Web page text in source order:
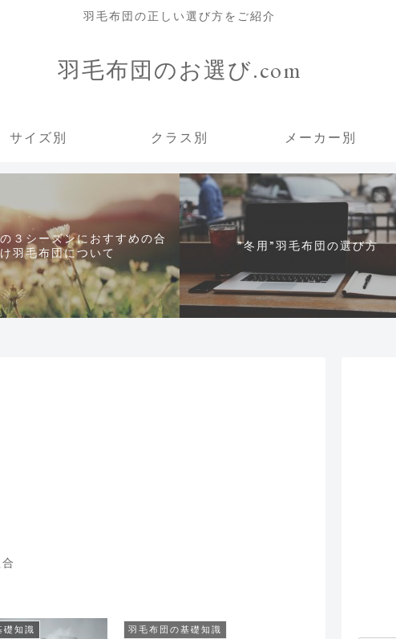
羽毛布団の正しい選び方をご紹介
羽毛布団のお選び.com
サイズ別 クラス別 メーカー別
３シーズンにおすすめの合
羽毛布団について
”冬用”羽毛布団の選び方
礎知識 羽毛布団の基礎知識